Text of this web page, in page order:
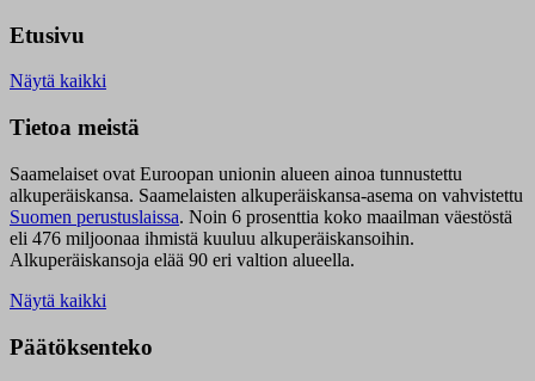
Etusivu
Näytä kaikki
Tietoa meistä
Saamelaiset ovat Euroopan unionin alueen ainoa tunnustettu
alkuperäiskansa. Saamelaisten alkuperäiskansa-asema on vahvistettu
Suomen perustuslaissa. Noin 6 prosenttia koko maailman väestöstä
eli 476 miljoonaa ihmistä kuuluu alkuperäiskansoihin.
Alkuperäiskansoja elää 90 eri valtion alueella.
Näytä kaikki
Päätöksenteko